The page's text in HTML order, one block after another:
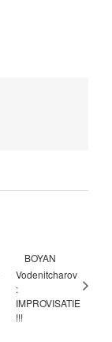
BOYAN
Vodenitcharov
:
IMPROVISATIE
!!!